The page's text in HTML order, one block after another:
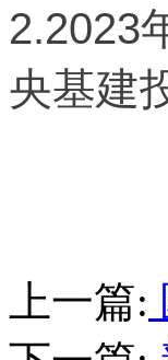
2.2023
央基建
上一篇: